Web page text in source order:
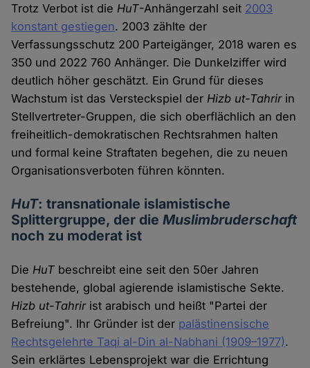
Trotz Verbot ist dieHuT-Anhängerzahl seit 2003
konstant gestiegen. 2003 zählte der
Verfassungsschutz 200 Parteigänger, 2018 waren es
350 und 2022 760 Anhänger. Die Dunkelziffer wird
deutlich höher geschätzt. Ein Grund für dieses
Wachstum ist das Versteckspiel derHizb ut-Tahririn
Stellvertreter-Gruppen, die sich oberflächlich an den
freiheitlich-demokratischen Rechtsrahmen halten
und formal keine Straftaten begehen, die zu neuen
Organisationsverboten führen könnten.
HuT: transnationale islamistische
Splittergruppe, der dieMuslimbruderschaft
noch zu moderat ist
DieHuT beschreibt eine seit den 50er Jahren
bestehende, global agierende islamistische Sekte.
Hizb ut-Tahrir ist arabisch und heißt "Partei der
Befreiung". Ihr Gründer ist der palästinensische
Rechtsgelehrte Taqi al-Din al-Nabhani (1909–1977).
Sein erklärtes Lebensprojekt war die Errichtung